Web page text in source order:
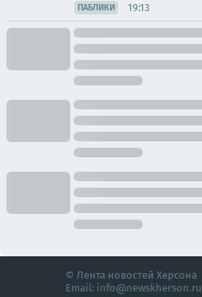
ПАБЛИКИ 19:13
© Лента новостей Херсона
Email: info@newskherson.ru